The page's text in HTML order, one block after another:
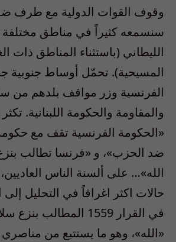
وقوف القوات الدولية مع طرف
سنسمعه كثيراً في مناطق
الليطاني (باستثناء المناطق ذات
المسيحية). تحمّل أوساط جنوبية
الفرنسية وزر مواقف بلدهم من
والمقاومة والحكومة اللبنانية.
«الحكومة الفرنسية تقف مع
ضد الحزب»، و «فرنسا تطالب
الله»… على ألسنة الناس
حالات اكثر اغراقاً في التحليل
في القرار 1559 المطالب
«الله»، وهو ما يستتبع من